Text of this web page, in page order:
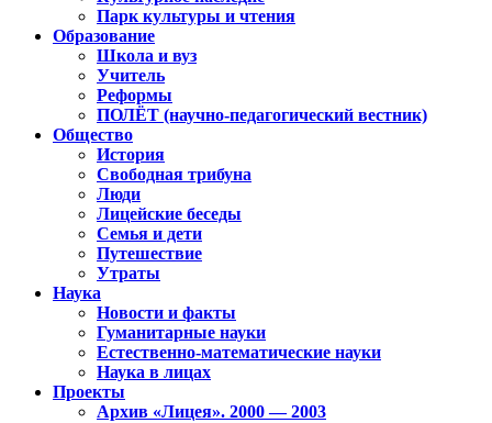
Парк культуры и чтения
Образование
Школа и вуз
Учитель
Реформы
ПОЛЁТ (научно-педагогический вестник)
Общество
История
Свободная трибуна
Люди
Лицейские беседы
Семья и дети
Путешествие
Утраты
Наука
Новости и факты
Гуманитарные науки
Естественно-математические науки
Наука в лицах
Проекты
Архив «Лицея». 2000 — 2003